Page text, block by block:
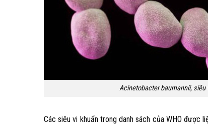
Acinetobacter baumannii,
Các siêu vi khuẩn trong danh sách của WHO